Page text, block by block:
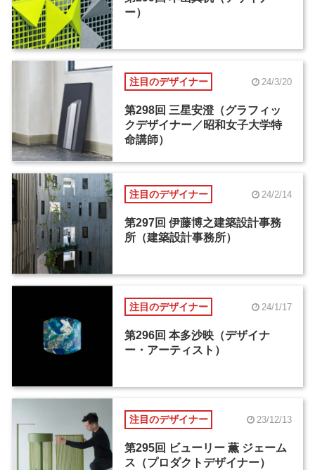
ー）
注目のデザイナー 24/3/20
第298回 三星安澄（グラフィッ
クデザイナー／昭和女子大学特
命講師）
注目のデザイナー 24/2/14
第297回 伊藤博之建築設計事務
所（建築設計事務所）
注目のデザイナー 24/1/17
第296回 本多沙映（デザイナ
ー・アーティスト）
注目のデザイナー 23/12/13
第295回 ビューリー 薫 ジェーム
ス（プロダクトデザイナー）